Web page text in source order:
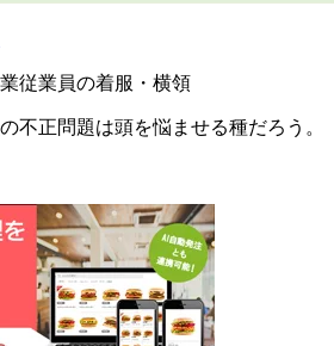
従業員の着服・横領
不正問題は頭を悩ませる種だろう。